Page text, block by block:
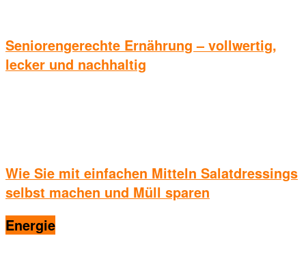
Seniorengerechte Ernährung – vollwertig,
lecker und nachhaltig
Wie Sie mit einfachen Mitteln Salatdressings
selbst machen und Müll sparen
Energie